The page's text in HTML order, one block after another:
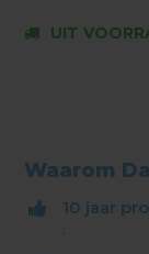
UIT
Waarom
10 jaar
.